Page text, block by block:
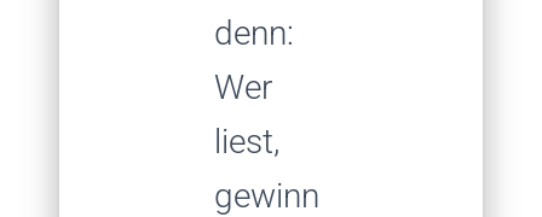
denn:
Wer
liest,
gewinn